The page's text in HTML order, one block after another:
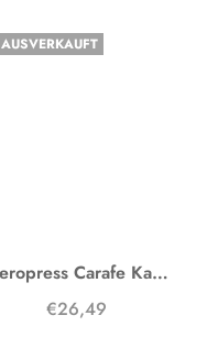
AUSVERKAUFT
Aeropress Carafe Karaffe
€26,49